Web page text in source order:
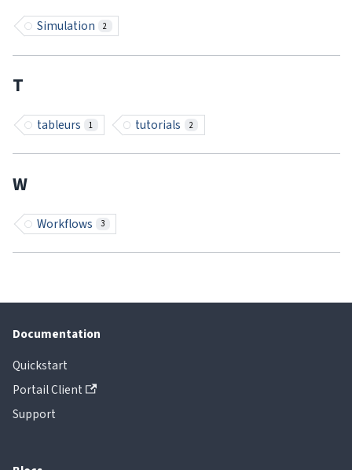
Simulation 2
T
tableurs 1 tutorials 2
W
Workflows 3
Documentation
Quickstart
Portail Client
Support